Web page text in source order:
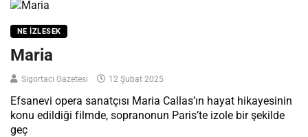
NE İZLESEK
Maria
Sigortacı Gazetesi 12 Şubat 2025
Efsanevi opera sanatçısı Maria Callas’ın hayat hikayesinin
konu edildiği filmde, sopranonun Paris’te izole bir şekilde
geç